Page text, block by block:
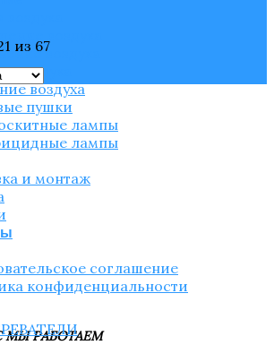
воздуха
воздуха
воздуха
пушки
лампы
лампы
и монтаж
соглашение
конфиденциальности
МЫ РАБОТАЕМ
из 67